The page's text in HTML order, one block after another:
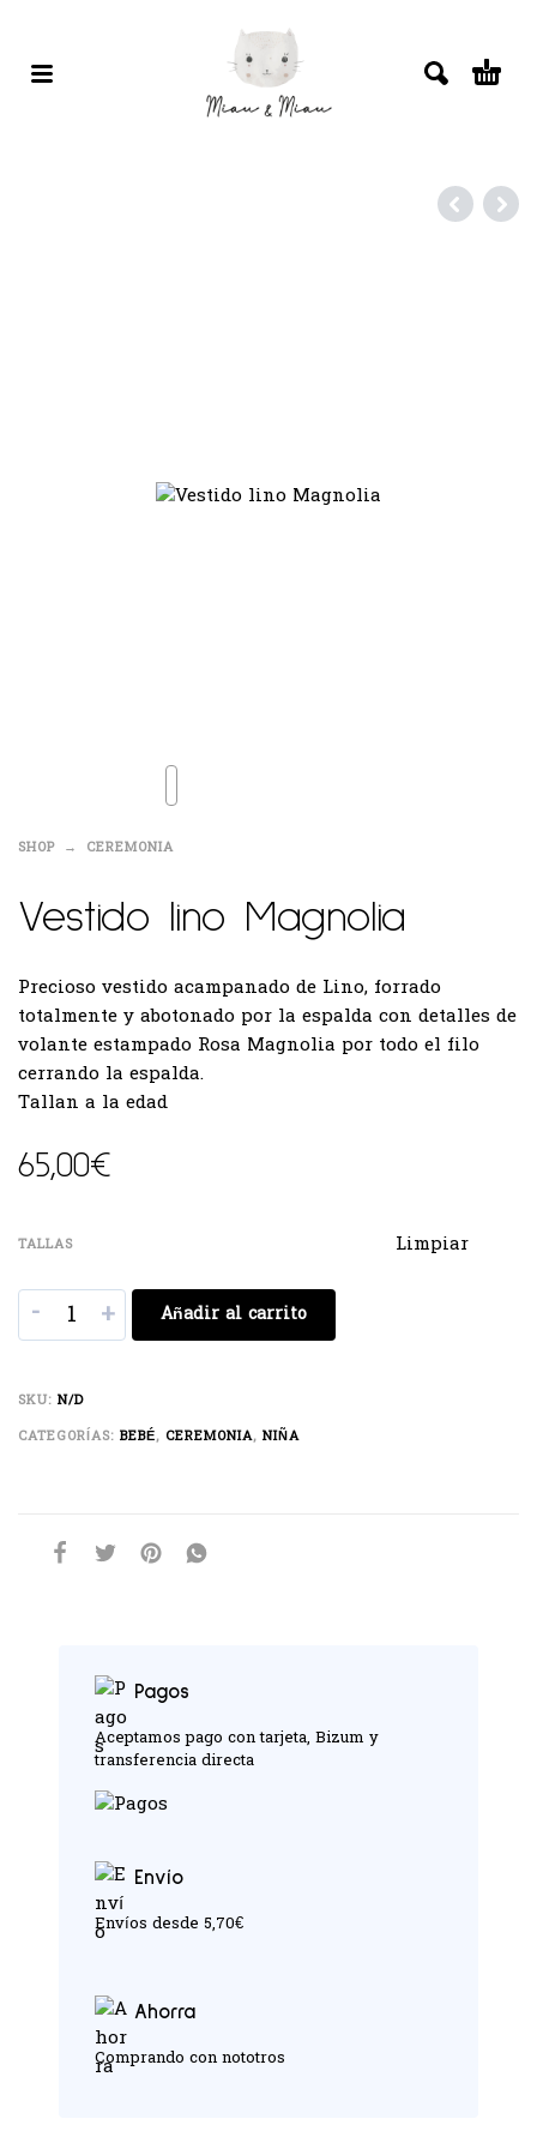
SHOP CEREMONIA
Vestido lino Magnolia
Precioso vestido acampanado de Lino, forrado
totalmente y abotonado por la espalda con detalles de
volante estampado Rosa Magnolia por todo el filo
cerrando la espalda.
Tallan a la edad
65,00€
TALLAS Limpiar
- + Añadir al carrito
SKU: N/D
CATEGORÍAS: BEBÉ, CEREMONIA, NIÑA
Pagos
Aceptamos pago con tarjeta, Bizum y
transferencia directa
Envío
Envíos desde 5,70€
Ahorra
Comprando con nototros